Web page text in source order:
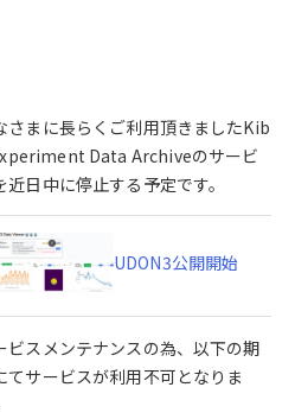
さまに長らくご利用頂きましたKib
Data Archiveのサービ
近日中に停止する予定です。
UDON3公開開始
ビスメンテナンスの為、以下の期
てサービスが利用不可となりま